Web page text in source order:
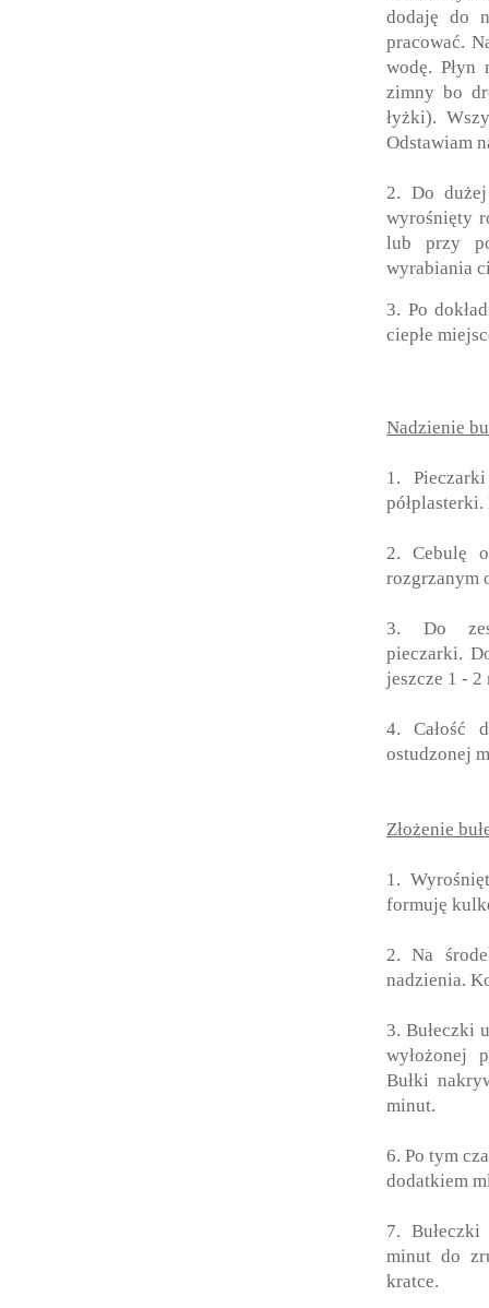
dodaję do
pracować.
wodę.
zimny bo
łyżki).
Odstawiam
2. Do
wyrośnięty
lub przy
wyrabiania
3. Po
ciepłe
Nadzienie
1.
półplasterki.
2. Cebulę
rozgrzanym
3. Do
pieczarki.
jeszcze 1 - 2
4. Całość
ostudzonej
Złożenie
1.
formuję
2. Na
nadzienia.
3. Bułeczki
wyłożonej
Bułki
minut.
6. Po tym
dodatkiem
7.
minut do
kratce.